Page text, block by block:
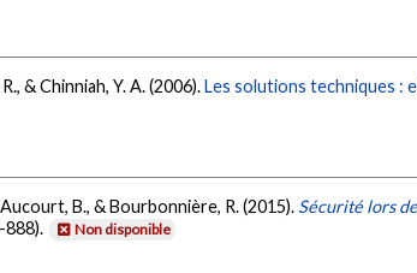
& Chinniah, Y. A. (2006).Les solutions techniques
Aucourt, B., & Bourbonnière, R. (2015). Sécurité lors
888).
Non disponible